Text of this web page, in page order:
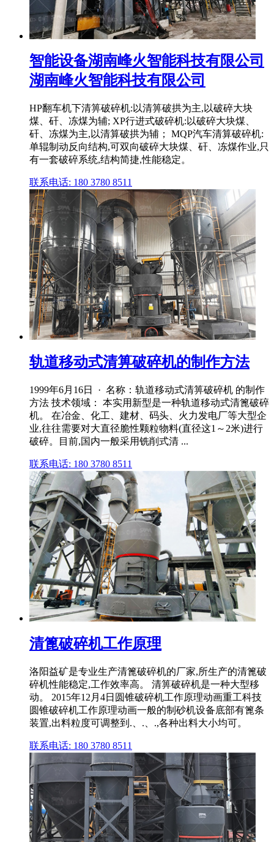
智能设备湖南峰火智能科技有限公司
湖南峰火智能科技有限公司
HP翻车机下清箅破碎机:以清箅破拱为主,以破碎大块
煤、矸、冻煤为辅; XP行进式破碎机:以破碎大块煤、
矸、冻煤为主,以清算破拱为辅； MQP汽车清算破碎机:
单辊制动反向结构,可双向破碎大块煤、矸、冻煤作业,只
有一套破碎系统,结构简捷,性能稳定。
联系电话: 180 3780 8511
轨道移动式清箅破碎机的制作方法
1999年6月16日 · 名称：轨道移动式清箅破碎机 的制作
方法 技术领域： 本实用新型是一种轨道移动式清篦破碎
机。 在冶金、化工、建材、码头、火力发电厂等大型企
业,往往需要对大直径脆性颗粒物料(直径这1～2米)进行
破碎。目前,国内一般采用铣削式清 ...
联系电话: 180 3780 8511
清篦破碎机工作原理
洛阳益矿是专业生产清篦破碎机的厂家,所生产的清篦破
碎机性能稳定,工作效率高。 清箅破碎机是一种大型移
动。 2015年12月4日圆锥破碎机工作原理动画重工科技
圆锥破碎机工作原理动画一般的制砂机设备底部有篦条
装置,出料粒度可调整到.、.、.,各种出料大小均可。
联系电话: 180 3780 8511